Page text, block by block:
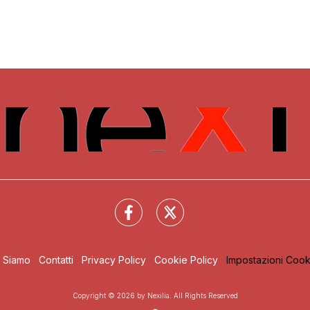
Siamo Contatti Privacy Policy Cookie Policy Impostazioni
Copyright © 2026 by Nexilia. All Rights Reserved